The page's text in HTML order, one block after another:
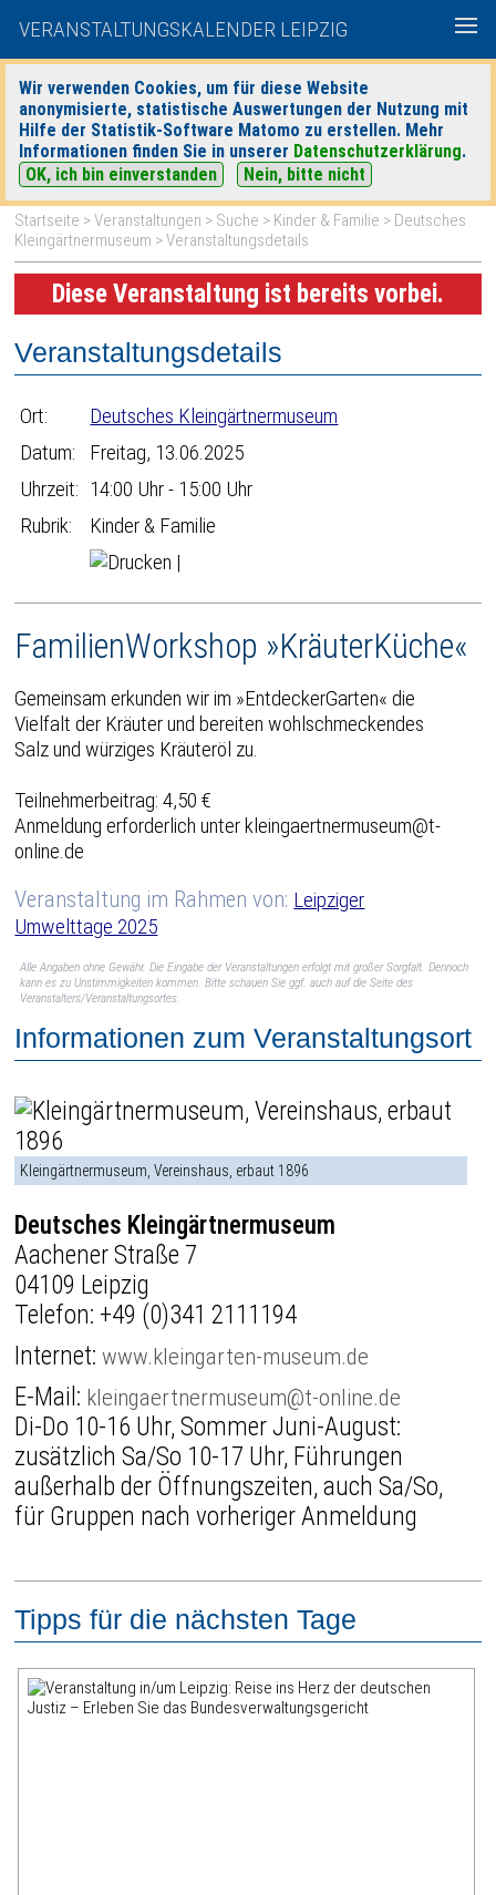
VERANSTALTUNGSKALENDER LEIPZIG
Wir verwenden Cookies, um für diese Website
anonymisierte, statistische Auswertungen der Nutzung mit
Hilfe der Statistik-Software Matomo zu erstellen. Mehr
Informationen finden Sie in unserer Datenschutzerklärung.
OK, ich bin einverstanden
Nein, bitte nicht
heute|morgen| Detaillierte Suche
Startseite >Veranstaltungen > Suche > Kinder & Familie > Deutsches
Kleingärtnermuseum > Veranstaltungsdetails
Diese Veranstaltung ist bereits vorbei.
Veranstaltungsdetails
Ort:
Deutsches Kleingärtnermuseum
Datum:
Freitag, 13.06.2025
Uhrzeit: 14:00 Uhr - 15:00 Uhr
Rubrik:
Kinder & Familie
|
FamilienWorkshop »KräuterKüche«
Gemeinsam erkunden wir im »EntdeckerGarten« die
Vielfalt der Kräuter und bereiten wohlschmeckendes
Salz und würziges Kräuteröl zu.
Teilnehmerbeitrag: 4,50 €
Anmeldung erforderlich unter kleingaertnermuseum@t-
online.de
Veranstaltung im Rahmen von: Leipziger
Umwelttage 2025
Alle Angaben ohne Gewähr. Die Eingabe der Veranstaltungen erfolgt mit großer Sorgfalt. Dennoch
kann es zu Unstimmigkeiten kommen. Bitte schauen Sie ggf. auch auf die Seite des
Veranstalters/Veranstaltungsortes.
Informationen zum Veranstaltungsort
Kleingärtnermuseum, Vereinshaus, erbaut 1896
Deutsches Kleingärtnermuseum
Aachener Straße 7
04109 Leipzig
Telefon: +49 (0)341 2111194
Internet:www.kleingarten-museum.de
E-Mail: kleingaertnermuseum@t-online.de
Di-Do 10-16 Uhr, Sommer Juni-August:
zusätzlich Sa/So 10-17 Uhr, Führungen
außerhalb der Öffnungszeiten, auch Sa/So,
für Gruppen nach vorheriger Anmeldung
Tipps für die nächsten Tage